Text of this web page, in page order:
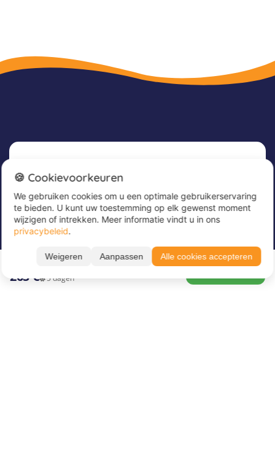
17.08. – 21.08.26
265 € 5 dagen
BOEK NU
Nieuwsbrief
Meld u nu aan voor onze nieuwsbrief om
geweldige aanbiedingen te ontvangen en op de
hoogte te blijven!
Voer hier uw e-mailadres in*
🍪 Cookievoorkeuren
We gebruiken cookies om u een optimale gebruikerservaring
te bieden. U kunt uw toestemming op elk gewenst moment
wijzigen of intrekken. Meer informatie vindt u in ons
privacybeleid.
Weigeren Aanpassen Alle cookies accepteren